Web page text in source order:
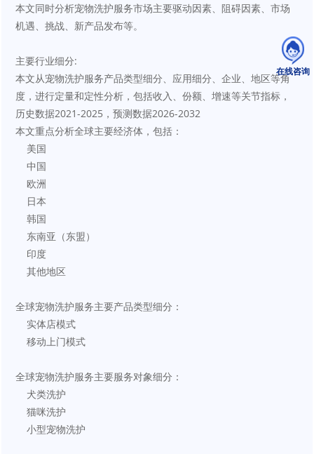
在线咨询
本文同时分析宠物洗护服务市场主要驱动因素、阻碍因素、市场
机遇、挑战、新产品发布等。
主要行业细分:
本文从宠物洗护服务产品类型细分、应用细分、企业、地区等角
度，进行定量和定性分析，包括收入、份额、增速等关节指标，
历史数据2021-2025，预测数据2026-2032
本文重点分析全球主要经济体，包括：
    美国
    中国
    欧洲
    日本
    韩国
    东南亚（东盟）
    印度
    其他地区
全球宠物洗护服务主要产品类型细分：
    实体店模式
    移动上门模式
全球宠物洗护服务主要服务对象细分：
    犬类洗护
    猫咪洗护
    小型宠物洗护